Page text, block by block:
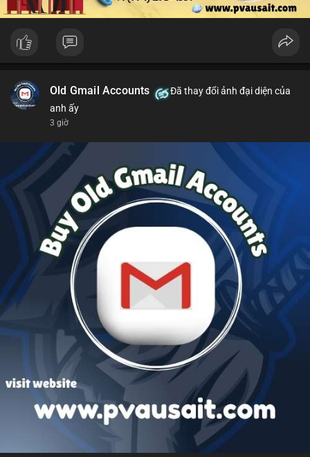
Old Gmail Accounts
Đã thay đổi ảnh đại diện của
anh ấy
3 giờ